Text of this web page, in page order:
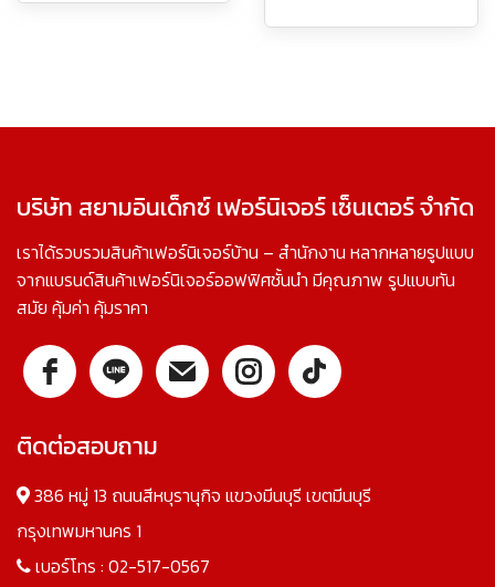
บริษัท สยามอินเด็กซ์ เฟอร์นิเจอร์ เซ็นเตอร์ จำกัด
เราได้รวบรวมสินค้าเฟอร์นิเจอร์บ้าน – สำนักงาน หลากหลายรูปแบบ
จากแบรนด์สินค้าเฟอร์นิเจอร์ออฟฟิศชั้นนำ มีคุณภาพ รูปแบบทัน
สมัย คุ้มค่า คุ้มราคา
ติดต่อสอบถาม
386 หมู่ 13 ถนนสีหบุรานุกิจ แขวงมีนบุรี เขตมีนบุรี
กรุงเทพมหานคร 1
เบอร์โทร : 02-517-0567